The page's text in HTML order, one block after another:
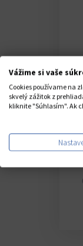
5P
Vážime si vaše
Cookies používame na
skvelý zážitok z
kliknite "Súhlasím". Ak